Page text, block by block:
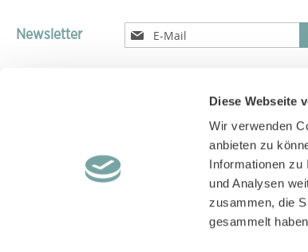
Diese Webseite
Wir verwenden
anbieten zu
Informationen zu
und Analysen
zusammen, die
gesammelt
Newsletter
Melden
Sie
Versand unserer Pakete mit GLS, DPD, UPS oder DHL